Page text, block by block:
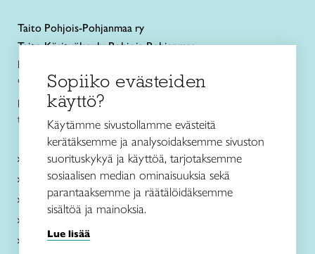
Taito Pohjois-Pohjanmaa ry
Taito Käsityökoulu Pohjois-Pohjanmaa
Rautatienkatu 11 B
90100 Oulu
puh. 040 352 2082
toimisto@taitopohjoispohjanmaa.fi
Tietoa meistä
Palvelut
Ajankohtaista
Taito Shop Oulu
Yhteystiedot
Sopiiko evästeiden
käyttö?
Käytämme sivustollamme evästeitä
kerätäksemme ja analysoidaksemme sivuston
suorituskykyä ja käyttöä, tarjotaksemme
sosiaalisen median ominaisuuksia sekä
parantaaksemme ja räätälöidäksemme
sisältöä ja mainoksia.
Lue lisää